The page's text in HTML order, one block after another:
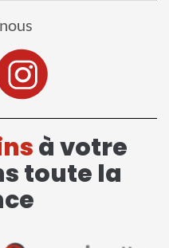
à votre
toute la